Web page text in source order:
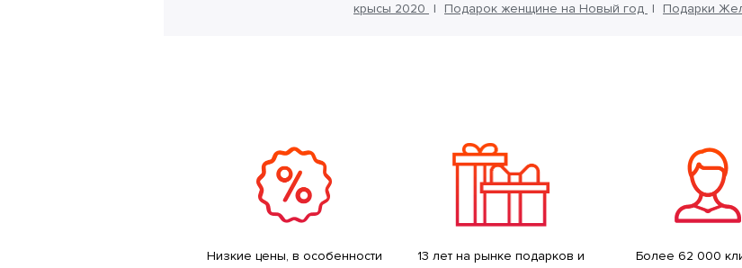
крысы 2020
Подарок женщине на Новый год Подарки
Низкие цены, в особенности
13 лет на рынке подарков и
Более 62 000